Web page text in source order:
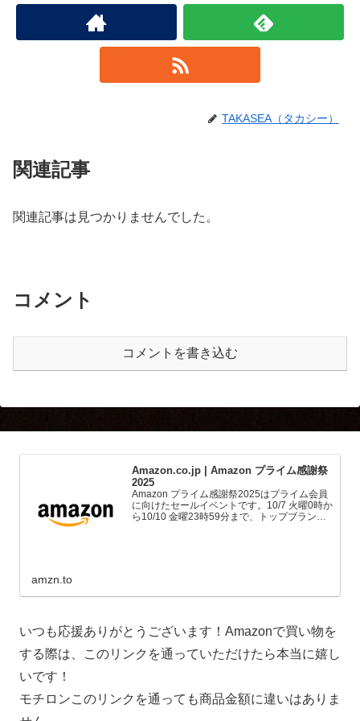
TAKASEA（タカシー）
関連記事
関連記事は見つかりませんでした。
コメント
コメントを書き込む
Amazon.co.jp | Amazon プライム感謝祭
2025
Amazon プライム感謝祭2025はプライム会員
に向けたセールイベントです。10/7 火曜0時か
ら10/10 金曜23時59分まで、トップブランド
amzn.to
いつも応援ありがとうございます！Amazonで買い物を
する際は、このリンクを通っていただけたら本当に嬉し
いです！
モチロンこのリンクを通っても商品金額に違いはありま